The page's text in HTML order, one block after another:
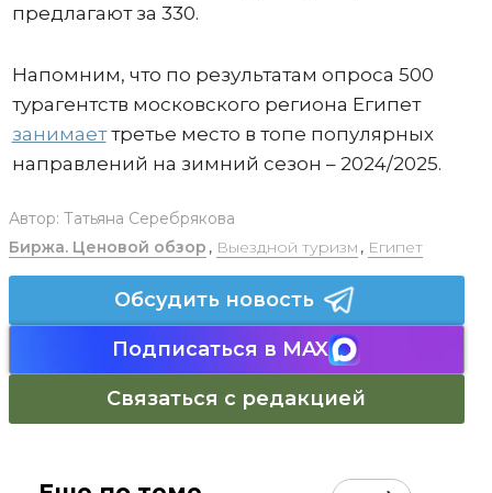
предлагают за 330.
Напомним, что по результатам опроса 500
турагентств московского региона Египет
занимаеттретье место в топе популярных
направлений на зимний сезон – 2024/2025.
Автор: Татьяна Серебрякова
Биржа. Ценовой обзор , Выездной туризм , Египет
Обсудить новость
Подписаться в MAX
Связаться с редакцией